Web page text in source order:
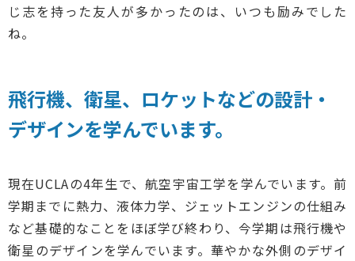
じ志を持った友人が多かったのは、いつも励みでした
ね。
飛行機、衛星、ロケットなどの設計・
デザインを学んでいます。
現在UCLAの4年生で、航空宇宙工学を学んでいます。前
学期までに熱力、液体力学、ジェットエンジンの仕組み
など基礎的なことをほぼ学び終わり、今学期は飛行機や
衛星のデザインを学んでいます。華やかな外側のデザイ